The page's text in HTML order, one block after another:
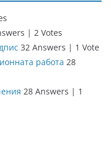
| 2 Votes
32 Answers | 1 Vote
работа 28
28 Answers | 1